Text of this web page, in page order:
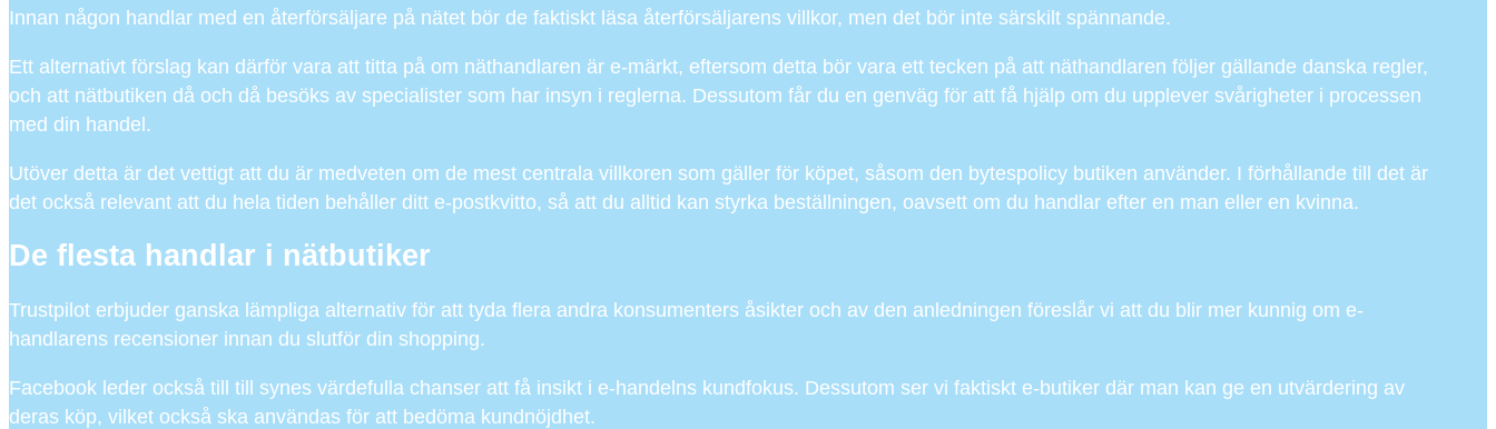
Innan någon handlar med en återförsäljare på nätet bör de faktiskt läsa återförsäljarens villkor, men det bör inte särskilt spännande.
Ett alternativt förslag kan därför vara att titta på om näthandlaren är e-märkt, eftersom detta bör vara ett tecken på att näthandlaren följer gällande danska regler,
och att nätbutiken då och då besöks av specialister som har insyn i reglerna. Dessutom får du en genväg för att få hjälp om du upplever svårigheter i processen
med din handel.
Utöver detta är det vettigt att du är medveten om de mest centrala villkoren som gäller för köpet, såsom den bytespolicy butiken använder. I förhållande till det är
det också relevant att du hela tiden behåller ditt e-postkvitto, så att du alltid kan styrka beställningen, oavsett om du handlar efter en man eller en kvinna.
De flesta handlar i nätbutiker
Trustpilot erbjuder ganska lämpliga alternativ för att tyda flera andra konsumenters åsikter och av den anledningen föreslår vi att du blir mer kunnig om e-
handlarens recensioner innan du slutför din shopping.
Facebook leder också till till synes värdefulla chanser att få insikt i e-handelns kundfokus. Dessutom ser vi faktiskt e-butiker där man kan ge en utvärdering av
deras köp, vilket också ska användas för att bedöma kundnöjdhet.